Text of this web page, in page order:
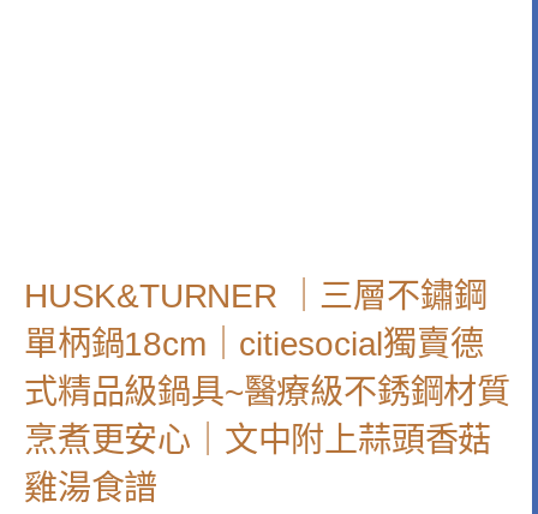
HUSK&TURNER ｜三層不鏽鋼
單柄鍋18cm｜citiesocial獨賣德
式精品級鍋具~醫療級不銹鋼材質
烹煮更安心｜文中附上蒜頭香菇
雞湯食譜